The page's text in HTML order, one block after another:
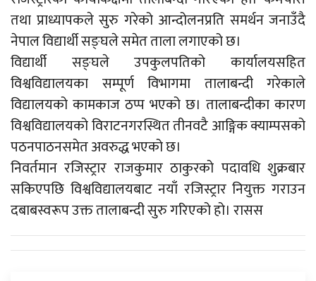
तथा प्राध्यापकले सुरु गरेको आन्दोलनप्रति समर्थन जनाउँदै
नेपाल विद्यार्थी सङ्घले समेत ताला लगाएको छ।
विद्यार्थी सङ्घले उपकुलपतिको कार्यालयसहित
विश्वविद्यालयका सम्पूर्ण विभागमा तालाबन्दी गरेकाले
विद्यालयको कामकाज ठप्प भएको छ। तालाबन्दीका कारण
विश्वविद्यालयको विराटनगरस्थित तीनवटै आङ्गिक क्याम्पसको
पठनपाठनसमेत अवरुद्ध भएको छ।
निवर्तमान रजिस्ट्रार राजकुमार ठाकुरको पदावधि शुक्रबार
सकिएपछि विश्वविद्यालयबाट नयाँ रजिस्ट्रार नियुक्त गराउन
दबाबस्वरूप उक्त तालाबन्दी सुरु गरिएको हो। रासस